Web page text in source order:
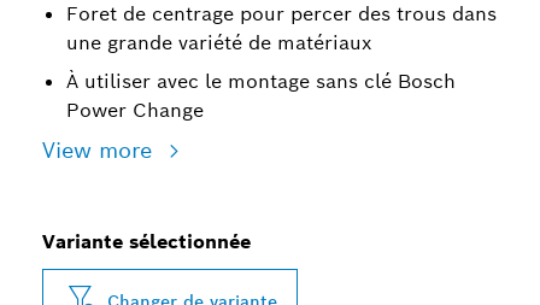
Foret de centrage pour percer des trous dans
une grande variété de matériaux
À utiliser avec le montage sans clé Bosch
Power Change
View more
Variante sélectionnée